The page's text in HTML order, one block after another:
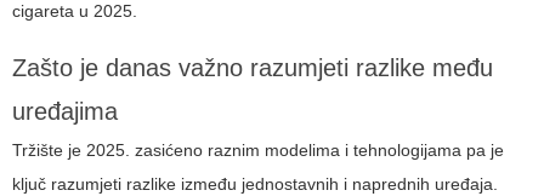
cigareta u 2025.
Zašto je danas važno razumjeti razlike među
uređajima
Tržište je 2025. zasićeno raznim modelima i tehnologijama pa je
ključ razumjeti razlike između jednostavnih i naprednih uređaja.